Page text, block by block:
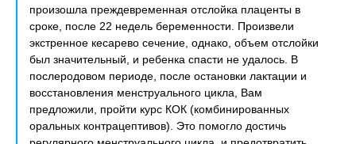
произошла преждевременная отслойка плаценты в
сроке, после 22 недель беременности. Произвели
экстренное кесарево сечение, однако, объем отслойки
был значительный, и ребенка спасти не удалось. В
послеродовом периоде, после остановки лактации и
восстановления менструального цикла, Вам
предложили, пройти курс КОК (комбинированных
оральных контрацептивов). Это помогло достичь